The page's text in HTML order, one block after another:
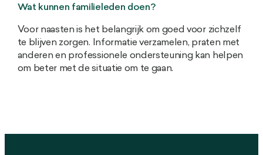
Wat kunnen familieleden doen?
Voor naasten is het belangrijk om goed voor zichzelf
te blijven zorgen. Informatie verzamelen, praten met
anderen en professionele ondersteuning kan helpen
om beter met de situatie om te gaan.